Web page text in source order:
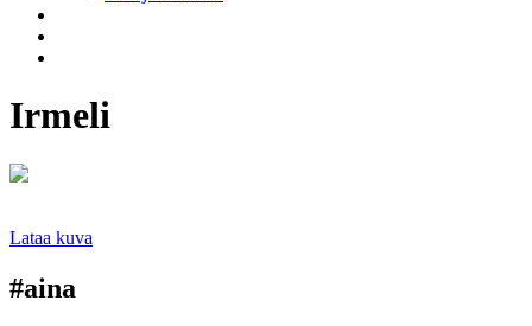
Irmeli
Lataa kuva
#aina